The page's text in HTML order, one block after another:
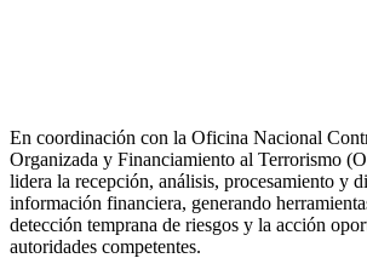
En coordinación con la Oficina Nacional
Organizada y Financiamiento al Terrorismo
lidera la recepción, análisis, procesamiento y
información financiera, generando
detección temprana de riesgos y la acción
autoridades competentes.